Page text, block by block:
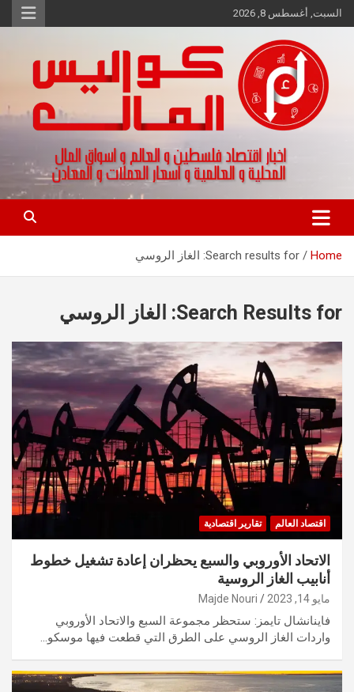
Skip
to
السبت, أغسطس 8, 2026
كواليس المال
اخبار اقتصاد فلسطين و العالم و تقارير اسواق المال و العملات
Home Search results for: الغاز الروسي
Search Results for: الغاز الروسي
اقتصاد العالم تقارير اقتصادية
الاتحاد الأوروبي والسبع يحظران إعادة تشغيل خطوط
أنابيب الغاز الروسية
مايو 14, 2023 Majde Nouri
فاينانشال تايمز: ستحظر مجموعة السبع والاتحاد الأوروبي
واردات الغاز الروسي على الطرق التي قطعت فيها موسكو…